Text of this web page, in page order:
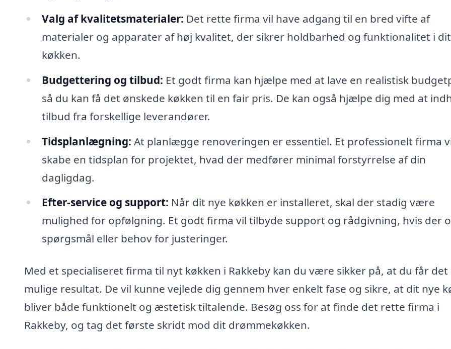
Valg af kvalitetsmaterialer: Det rette firma vil have adgang til en bred vifte af
materialer og apparater af høj kvalitet, der sikrer holdbarhed og funktionalitet i
køkken.
Budgettering og tilbud: Et godt firma kan hjælpe med at lave en realistisk
så du kan få det ønskede køkken til en fair pris. De kan også hjælpe dig med at
tilbud fra forskellige leverandører.
Tidsplanlægning: At planlægge renoveringen er essentiel. Et professionelt firma
skabe en tidsplan for projektet, hvad der medfører minimal forstyrrelse af din
dagligdag.
Efter-service og support: Når dit nye køkken er installeret, skal der stadig være
mulighed for opfølgning. Et godt firma vil tilbyde support og rådgivning, hvis der
spørgsmål eller behov for justeringer.
Med et specialiseret firma til nyt køkken i Rakkeby kan du være sikker på, at du får det
mulige resultat. De vil kunne vejlede dig gennem hver enkelt fase og sikre, at dit nye
bliver både funktionelt og æstetisk tiltalende. Besøg oss for at finde det rette firma i
Rakkeby, og tag det første skridt mod dit drømmekøkken.